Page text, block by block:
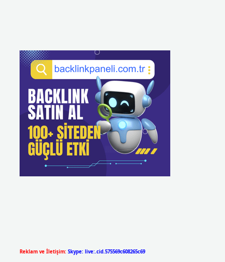
Reklam ve İletişim: Skype: live:.cid.575569c608265c69